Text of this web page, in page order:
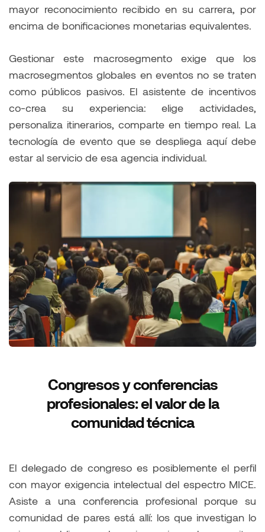
mayor reconocimiento recibido en su carrera, por
encima de bonificaciones monetarias equivalentes.
Gestionar este macrosegmento exige que los
macrosegmentos globales en eventos no se traten
como públicos pasivos. El asistente de incentivos
co-crea su experiencia: elige actividades,
personaliza itinerarios, comparte en tiempo real. La
tecnología de evento que se despliega aquí debe
estar al servicio de esa agencia individual.
Congresos y conferencias
profesionales: el valor de la
comunidad técnica
El delegado de congreso es posiblemente el perfil
con mayor exigencia intelectual del espectro MICE.
Asiste a una conferencia profesional porque su
comunidad de pares está allí: los que investigan lo